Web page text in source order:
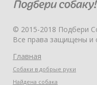
© 2015-2018 Подбери
Все права защищены и
Главная
Собаки в добрые руки
Найдена собака